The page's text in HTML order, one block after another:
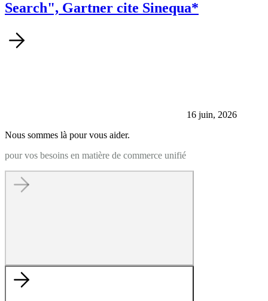
Search", Gartner cite Sinequa*
16 juin, 2026
Nous sommes là pour vous aider.
pour vos besoins en matière de commerce unifié